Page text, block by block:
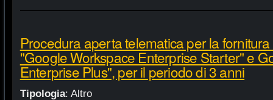
Procedura aperta telematica per la
"Google Workspace Enterprise Starter" e
Enterprise Plus", per il periodo di 3 anni
Tipologia: Altro